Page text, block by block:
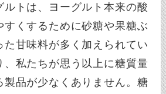
ルトは、ヨーグルト本来の酸
すくするために砂糖や果糖ぶ
た甘味料が多く加えられてい
、私たちが思う以上に糖質量
製品が少なくありません。糖